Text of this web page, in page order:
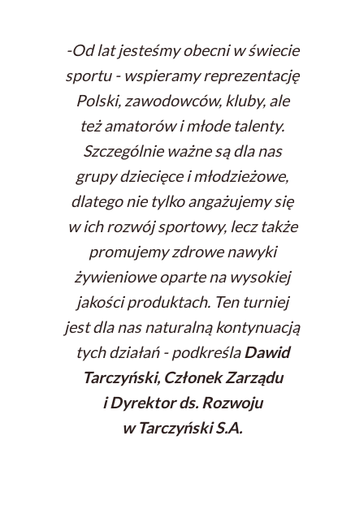
-Od lat jesteśmy obecni w świecie
sportu - wspieramy reprezentację
Polski, zawodowców, kluby, ale
też amatorów i młode talenty.
Szczególnie ważne są dla nas
grupy dziecięce i młodzieżowe,
dlatego nie tylko angażujemy się
w ich rozwój sportowy, lecz także
promujemy zdrowe nawyki
żywieniowe oparte na wysokiej
jakości produktach. Ten turniej
jest dla nas naturalną kontynuacją
tych działań- podkreślaDawid
Tarczyński, Członek Zarządu
i Dyrektor ds. Rozwoju
w Tarczyński S.A.